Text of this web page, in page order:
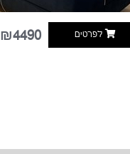
לפרטים ₪4490